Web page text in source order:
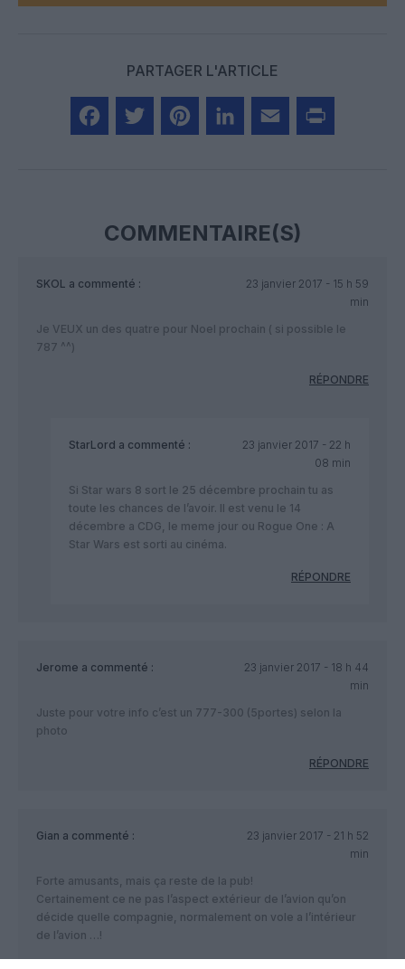
PARTAGER L'ARTICLE
COMMENTAIRE(S)
SKOL a commenté :
23 janvier 2017 - 15 h 59
min
Je VEUX un des quatre pour Noel prochain ( si possible le
787 ^^)
RÉPONDRE
StarLord a commenté :
23 janvier 2017 - 22 h
08 min
Si Star wars 8 sort le 25 décembre prochain tu as
toute les chances de l’avoir. Il est venu le 14
décembre a CDG, le meme jour ou Rogue One : A
Star Wars est sorti au cinéma.
RÉPONDRE
Jerome a commenté :
23 janvier 2017 - 18 h 44
min
Juste pour votre info c’est un 777-300 (5portes) selon la
photo
RÉPONDRE
Gian a commenté :
23 janvier 2017 - 21 h 52
min
Forte amusants, mais ça reste de la pub!
Certainement ce ne pas l’aspect extérieur de l’avion qu’on
décide quelle compagnie, normalement on vole a l’intérieur
de l’avion …!